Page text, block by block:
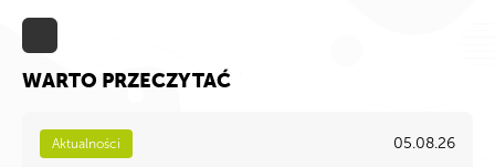
WARTO PRZECZYTAĆ
Aktualności 05.08.26